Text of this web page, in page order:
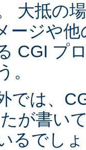
大抵の
ージや
CGI プ
。
では、
が書い
るでし